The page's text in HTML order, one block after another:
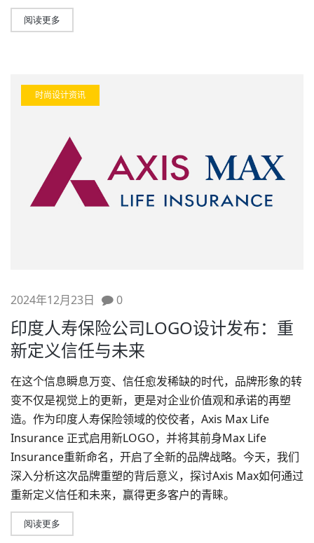
阅读更多
时尚设计资讯
2024年12月23日 0
印度人寿保险公司LOGO设计发布：重
新定义信任与未来
在这个信息瞬息万变、信任愈发稀缺的时代，品牌形象的转
变不仅是视觉上的更新，更是对企业价值观和承诺的再塑
造。作为印度人寿保险领域的佼佼者，Axis Max Life
Insurance 正式启用新LOGO，并将其前身Max Life
Insurance重新命名，开启了全新的品牌战略。今天，我们
深入分析这次品牌重塑的背后意义，探讨Axis Max如何通过
重新定义信任和未来，赢得更多客户的青睐。
阅读更多